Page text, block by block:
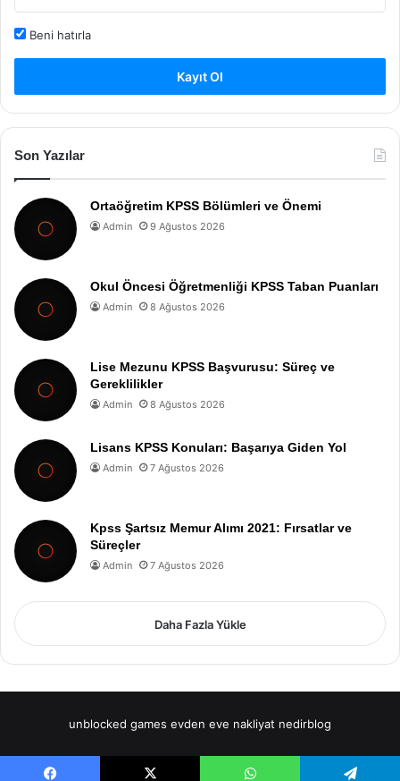
Beni hatırla
Kayıt Ol
Son Yazılar
Ortaöğretim KPSS Bölümleri ve Önemi
Admin 9 Ağustos 2026
Okul Öncesi Öğretmenliği KPSS Taban Puanları
Admin 8 Ağustos 2026
Lise Mezunu KPSS Başvurusu: Süreç ve
Gereklilikler
Admin 8 Ağustos 2026
Lisans KPSS Konuları: Başarıya Giden Yol
Admin 7 Ağustos 2026
Kpss Şartsız Memur Alımı 2021: Fırsatlar ve
Süreçler
Admin 7 Ağustos 2026
Daha Fazla Yükle
unblocked games evden eve nakliyat nedirblog